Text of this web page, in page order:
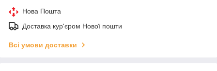
Нова Пошта
Доставка кур'єром Нової пошти
Всі умови доставки